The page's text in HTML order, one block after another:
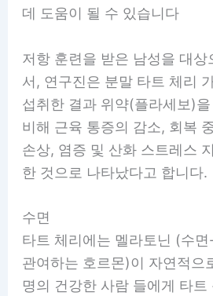
데 도움이 될 수 있습니다
저항 훈련을 받은 남성을 대상
서, 연구진은 분말 타트 체리
섭취한 결과 위약(플라세보)
비해 근육 통증의 감소, 회복
손상, 염증 및 산화 스트레스
한 것으로 나타났다고 합니다.
수면
타트 체리에는 멜라토닌 (수
관여하는 호르몬)이 자연적
명의 건강한 사람 들에게 타